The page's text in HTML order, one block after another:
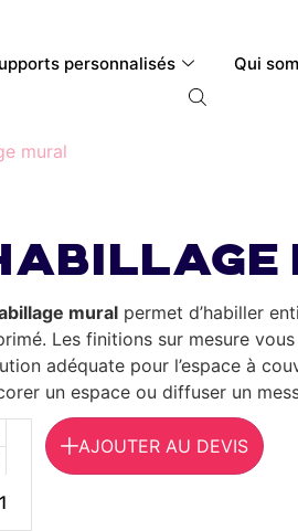
personnalisés Qui
mural
mural permet d’habiller
Les finitions sur mesure
adéquate pour l’espace à
un espace ou diffuser un
AJOUTER AU DEVIS